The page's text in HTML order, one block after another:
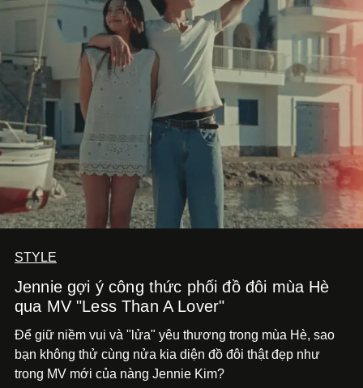
STYLE
Jennie gợi ý công thức phối đồ đôi mùa Hè
qua MV "Less Than A Lover"
Để giữ niềm vui và "lửa" yêu thương trong mùa Hè, sao
bạn không thử cùng nửa kia diện đồ đôi thật đẹp như
trong MV mới của nàng Jennie Kim?